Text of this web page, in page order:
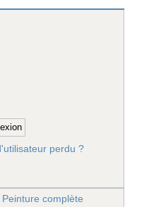
perdu ?
Peinture complète